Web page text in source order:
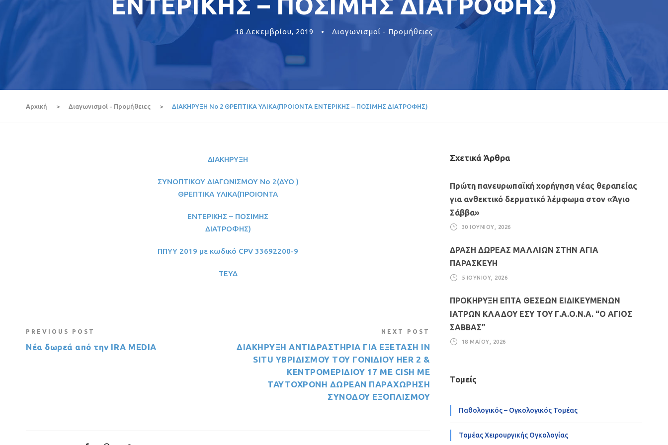
18 Δεκεμβρίου, 2019 • Διαγωνισμοί - Προμήθειες
Αρχική > Διαγωνισμοί - Προμήθειες > ΔΙΑΚΗΡΥΞΗ Νο 2 ΘΡΕΠΤΙΚΑ ΥΛΙΚΑ(ΠΡΟΙΟΝΤΑ ΕΝΤΕΡΙΚΗΣ – ΠΟΣΙΜΗΣ ΔΙΑΤΡΟΦΗΣ)
ΔΙΑΚΗΡΥΞΗ
ΣΥΝΟΠΤΙΚΟΥ ΔΙΑΓΩΝΙΣΜΟΥ Νο 2(ΔΥΟ )
ΘΡΕΠΤΙΚΑ ΥΛΙΚΑ(ΠΡΟΙΟΝΤΑ
ΕΝΤΕΡΙΚΗΣ – ΠΟΣΙΜΗΣ
ΔΙΑΤΡΟΦΗΣ)
ΠΠΥΥ 2019 με κωδικό CPV 33692200-9
ΤΕΥΔ
PREVIOUS POST
Νέα δωρεά από την IRA MEDIA
NEXT POST
ΔΙΑΚΗΡΥΞΗ ANTΙΔΡΑΣΤΗΡΙΑ ΓΙΑ ΕΞΕΤΑΣΗ ΙΝ
SITU YΒΡΙΔΙΣΜΟΥ ΤΟΥ ΓΟΝΙΔΙΟΥ HER 2 &
KENTΡΟΜΕΡΙΔΙΟΥ 17 ΜΕ CISH ΜΕ
ΤΑΥΤΟΧΡΟΝΗ ΔΩΡΕΑΝ ΠΑΡΑΧΩΡΗΣΗ
ΣΥΝΟΔΟΥ ΕΞΟΠΛΙΣΜΟΥ
Σχετικά Άρθρα
Πρώτη πανευρωπαϊκή χορήγηση νέας θεραπείας
για ανθεκτικό δερματικό λέμφωμα στον «Άγιο
Σάββα»
30 ΙΟΥΝΊΟΥ, 2026
ΔΡΑΣΗ ΔΩΡΕΑΣ ΜΑΛΛΙΩΝ ΣΤΗΝ ΑΓΙΑ
ΠΑΡΑΣΚΕΥΗ
5 ΙΟΥΝΊΟΥ, 2026
ΠΡΟΚΗΡΥΞΗ ΕΠΤΑ ΘΕΣΕΩΝ ΕΙΔΙΚΕΥΜΕΝΩΝ
ΙΑΤΡΩΝ ΚΛΑΔΟΥ ΕΣΥ ΤΟΥ Γ.Α.Ο.Ν.Α. “Ο ΑΓΙΟΣ
ΣΑΒΒΑΣ”
18 ΜΑΪ́ΟΥ, 2026
Τομείς
Παθολογικός – Ογκολογικός Τομέας
Τομέας Χειρουργικής Ογκολογίας